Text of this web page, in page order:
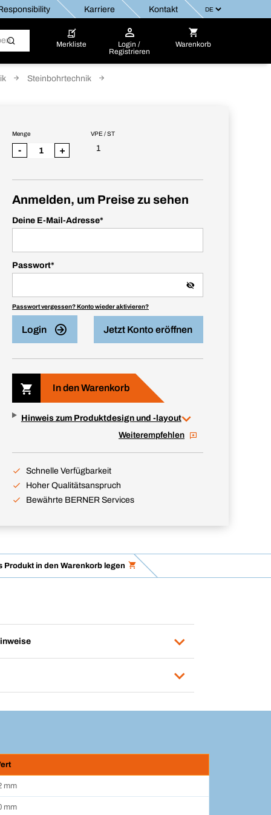
Karriere Kontakt
Merkliste
Login /
Registrieren
Warenkorb
Steinbohrtechnik
VPE / ST
1
Menge
- +
Anmelden, um Preise zu sehen
Deine E-Mail-Adresse*
Passwort*
Passwort vergessen? Konto wieder aktivieren?
Login Jetzt Konto eröffnen
In den Warenkorb
Hinweis zum Produktdesign und -layout
Weiterempfehlen
Schnelle Verfügbarkeit
Hoher Qualitätsanspruch
Bewährte BERNER Services
Produkt in den Warenkorb legen
mm
mm